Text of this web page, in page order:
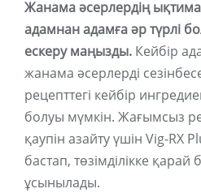
Жанама әсерлердің
адамнан адамға әр түрлі
ескеру маңызды. Кейбір
жанама әсерлерді
рецепттегі кейбір
болуы мүмкін. Жағымсыз
қаупін азайту үшін Vig-RX
бастап, төзімділікке қарай
ұсынылады.